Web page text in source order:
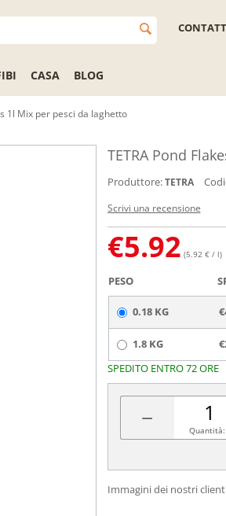
CASA BLOG
1l Mix per pesci da laghetto
TETRA Pond
Produttore: TETRA
Scrivi una recensione
€5.92 (5.92 € / l)
PESO
0.18 KG
1.8 KG
SPEDITO ENTRO 72 ORE
− Quantità:
Immagini dei nostri